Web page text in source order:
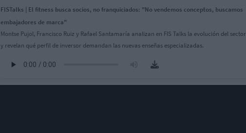
FISTalks | El fitness busca socios, no franquiciados: "No vendemos conceptos, buscamos
embajadores de marca"
Montse Pujol, Francisco Ruiz y Rafael Santamaría analizan en FIS Talks la evolución del sector
y revelan qué perfil de inversor demandan las nuevas enseñas especializadas.